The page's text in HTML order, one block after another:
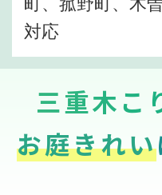
対応
三重木こ
お庭きれい